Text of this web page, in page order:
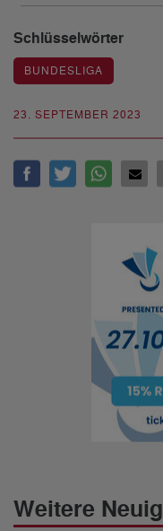
23. SEPTEMBER 2023
Schlüsselwörter
BUNDESLIGA
Weitere